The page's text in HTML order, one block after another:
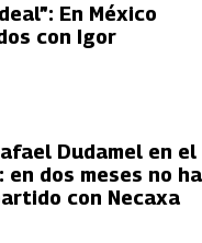
En México
con Igor
Dudamel en el
dos meses no ha
con Necaxa